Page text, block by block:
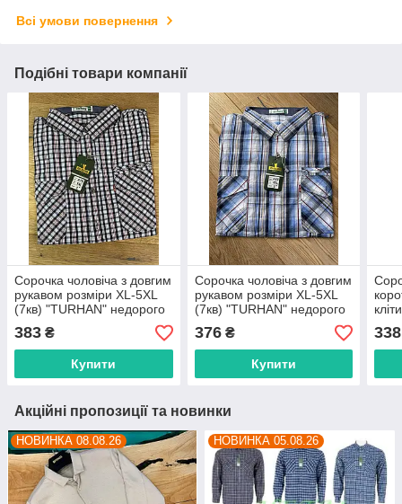
Всі умови повернення
Подібні товари компанії
Сорочка чоловіча з довгим
рукавом розміри XL-5XL
(7кв) "TURHAN" недорого
від прямого
постачальника
383 ₴
Купити
Сорочка чоловіча з довгим
рукавом розміри XL-5XL
(7кв) "TURHAN" недорого
від прямого
постачальника
376₴
Купити
від
338
Акційні пропозиції та новинки
НОВИНКА 08.08.26 НОВИНКА 05.08.26